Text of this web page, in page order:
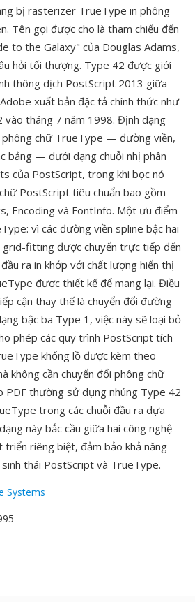
bị rasterizer TrueType in phông
Tên gọi được cho là tham chiếu đến
to the Galaxy" của Douglas Adams,
hỏi tối thượng. Type 42 được giới
thông dịch PostScript 2013 giữa
xuất bản đặc tả chính thức như
vào tháng 7 năm 1998. Định dạng
phông chữ TrueType — đường viền,
bảng — dưới dạng chuỗi nhị phân
của PostScript, trong khi bọc nó
PostScript tiêu chuẩn bao gồm
Encoding và FontInfo. Một ưu điểm
vì các đường viền spline bậc hai
grid-fitting được chuyển trực tiếp đến
ra in khớp với chất lượng hiển thị
được thiết kế để mang lại. Điều
cận thay thế là chuyển đổi đường
bậc ba Type 1, việc này sẽ loại bỏ
phép các quy trình PostScript tích
khổng lồ được kèm theo
không cần chuyển đổi phông chữ
PDF thường sử dụng nhúng Type 42
trong các chuỗi đầu ra dựa
này bắc cầu giữa hai công nghệ
triển riêng biệt, đảm bảo khả năng
thái PostScript và TrueType.
Systems